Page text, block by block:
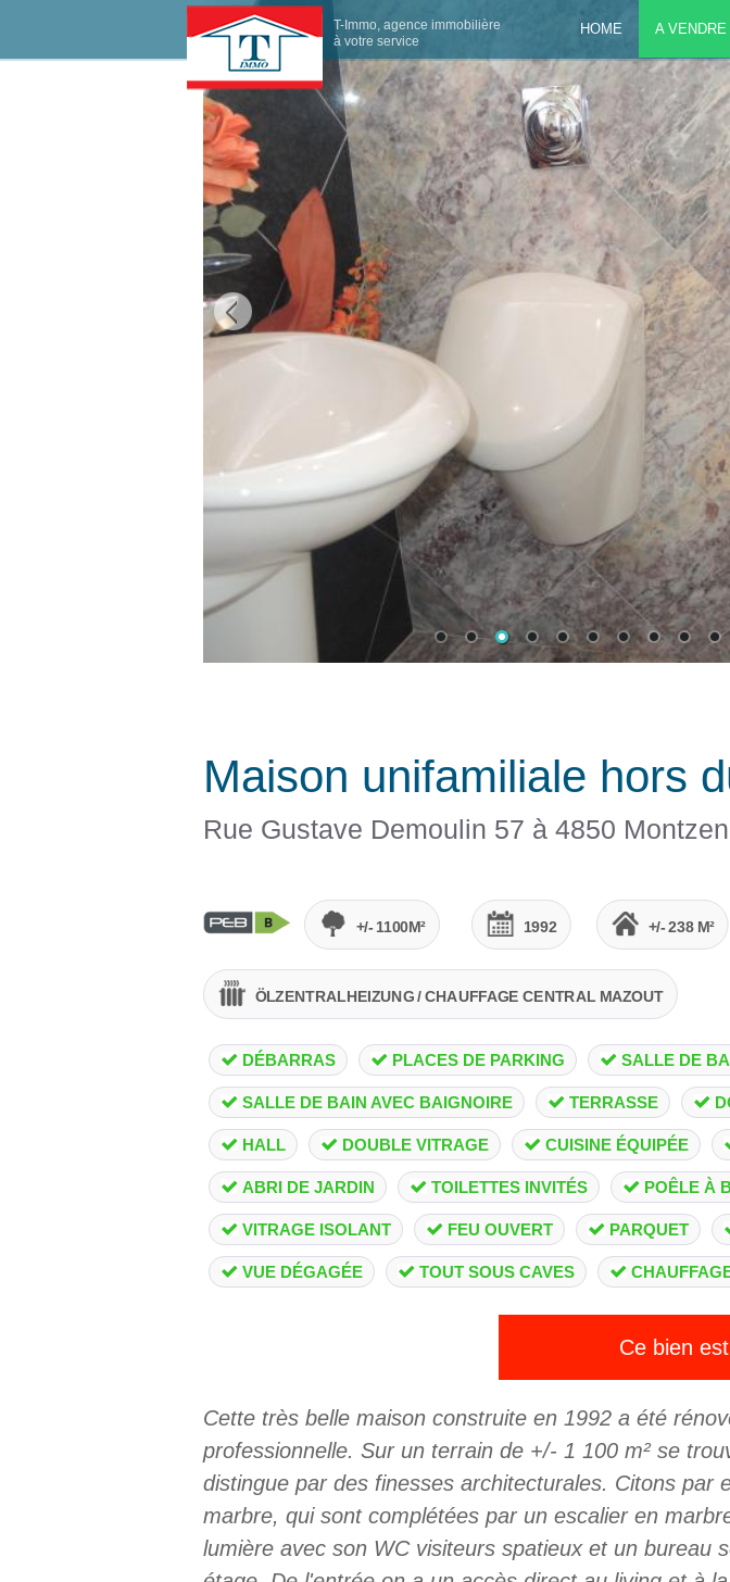
T-Immo, agence immobilière
à votre service
HOME A VENDRE
Maison unifamiliale hors
Rue Gustave Demoulin 57 à 4850 Montzen
+/- 1100M² 1992 +/- 238 M²
ÖLZENTRALHEIZUNG / CHAUFFAGE CENTRAL MAZOUT
DÉBARRAS PLACES DE PARKING SALLE DE
SALLE DE BAIN AVEC BAIGNOIRE TERRASSE
HALL DOUBLE VITRAGE CUISINE ÉQUIPÉE
ABRI DE JARDIN TOILETTES INVITÉS POÊLE À
VITRAGE ISOLANT FEU OUVERT PARQUET
VUE DÉGAGÉE TOUT SOUS CAVES
Ce bien
Cette très belle maison construite en 1992 a été
professionnelle. Sur un terrain de +/- 1 100 m² se
distingue par des finesses architecturales. Citons
marbre, qui sont complétées par un escalier en
lumière avec son WC visiteurs spatieux et un bureau